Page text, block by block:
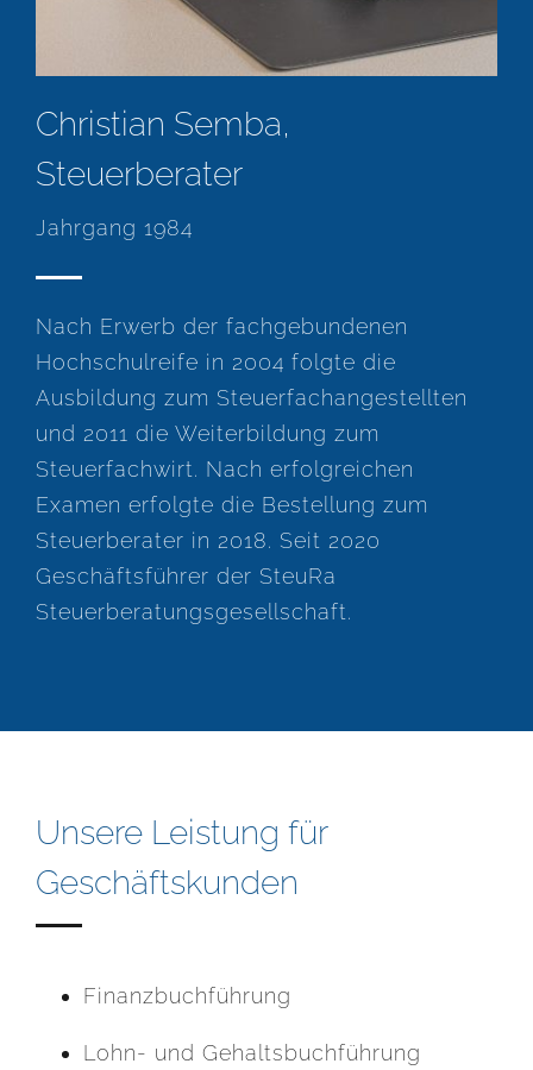
Christian Semba,
Steuerberater
Jahrgang 1984
Nach Erwerb der fachgebundenen
Hochschulreife in 2004 folgte die
Ausbildung zum Steuerfachangestellten
und 2011 die Weiterbildung zum
Steuerfachwirt. Nach erfolgreichen
Examen erfolgte die Bestellung zum
Steuerberater in 2018. Seit 2020
Geschäftsführer der SteuRa
Steuerberatungsgesellschaft.
Unsere Leistung für
Geschäftskunden
Finanzbuchführung
Lohn- und Gehaltsbuchführung